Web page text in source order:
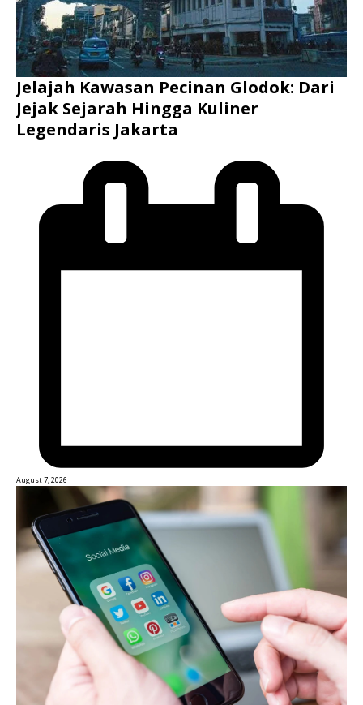
Jelajah Kawasan Pecinan Glodok: Dari
Jejak Sejarah Hingga Kuliner
Legendaris Jakarta
August 7, 2026